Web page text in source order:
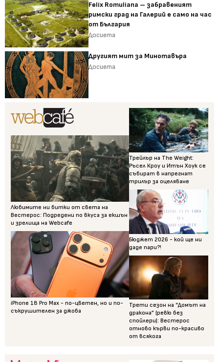
Felix Romuliana – забравеният
римски град на Галерий е само на час
от България
Досиета
Другият мит за Минотавъра
Досиета
Любимите ни битки от света на
Вестерос: Подредени по вкуса за екшън
и зрелища на Webcafe
iPhone 18 Pro Max - по-цветен, но и по-
съкрушителен за джоба
Трейлър на The Weight:
Ръсел Кроу и Итън Хоук се
събират в напрегнат
трилър за оцеляване
Бюджет 2026 - кой ще ни
даде пари?!
Трети сезон на “Домът на
дракона” (ревю без
спойлери): Вестерос
отново кърви по-красиво
от всякога